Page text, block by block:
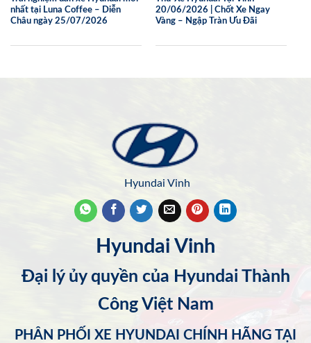
nhất tại Luna Coffee – Diễn
Châu ngày 25/07/2026
20/06/2026 | Chốt Xe Ngay
Vàng – Ngập Tràn Ưu Đãi
Hyundai Vinh
Hyundai Vinh
Đại lý ủy quyền của Hyundai Thành
Công Việt Nam
PHÂN PHỐI XE HYUNDAI CHÍNH HÃNG TẠI